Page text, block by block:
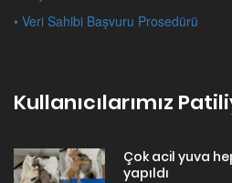
• Veri Sahibi Başvuru Prosedürü
Kullanıcılarımız
Çok acil yuva
yapıldı